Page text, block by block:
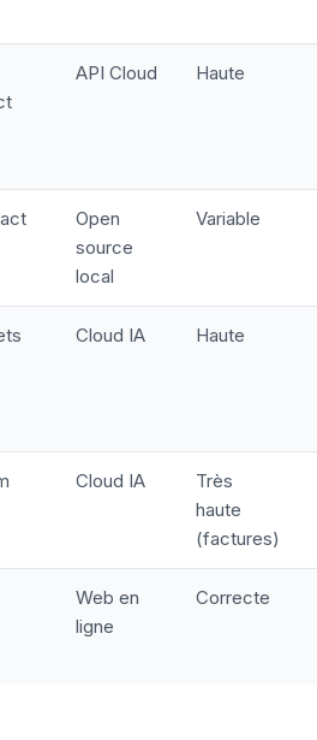
API Cloud Haute
Open
source
local
Variable
Cloud IA Haute
Cloud IA
Très
haute
(factures)
Web en
ligne
Correcte